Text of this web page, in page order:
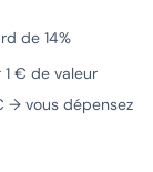
de 14%
1 € de valeur
→ vous dépensez